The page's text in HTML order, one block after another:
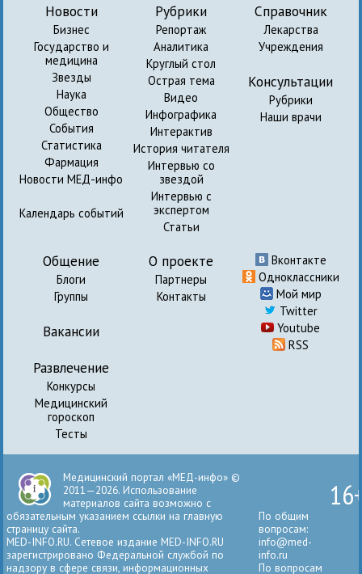
Новости
Бизнес
Государство и
медицина
Звезды
Наука
Общество
События
Статистика
Фармация
Новости МЕД-инфо
Календарь событий
Рубрики
Репортаж
Аналитика
Круглый стол
Острая тема
Видео
Инфографика
Интерактив
История читателя
Интервью со
звездой
Интервью с
экспертом
Статьи
Справочник
Лекарства
Учреждения
Консультации
Рубрики
Наши врачи
Общение
Блоги
Группы
Вакансии
Развлечение
Конкурсы
Медицинский
гороскоп
Тесты
О проекте
Партнеры
Контакты
Вконтакте
Одноклассники
Мой мир
Twitter
Youtube
RSS
Медицинский портал «МЕД-инфо» ©
2011—2026. Использование
материалов сайта возможно с
обязательным указанием ссылки на главную
страницу сайта.
MED-INFO.RU. Сетевое издание MED-INFO.RU
зарегистрировано Федеральной службой по
надзору в сфере связи, информационных
По общим
вопросам:
info@med-
info.ru
По вопросам